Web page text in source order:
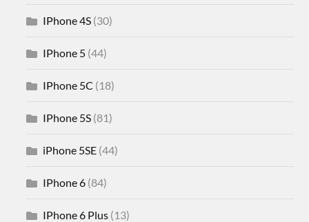
IPhone 4S (30)
IPhone 5 (44)
IPhone 5C (18)
IPhone 5S (81)
iPhone 5SE (44)
IPhone 6 (84)
IPhone 6 Plus (13)